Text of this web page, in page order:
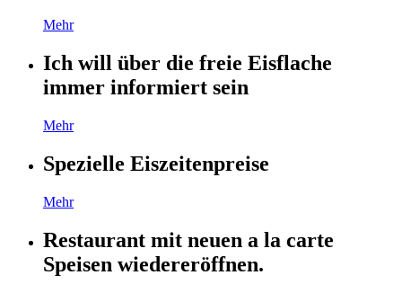
Mehr
Ich will über die freie Eisflache
immer informiert sein
Mehr
Spezielle Eiszeitenpreise
Mehr
Restaurant mit neuen a la carte
Speisen wiedereröffnen.